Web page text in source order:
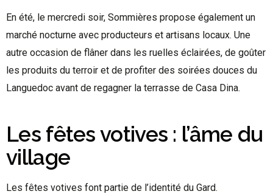
En été, le mercredi soir, Sommières propose également un
marché nocturne avec producteurs et artisans locaux. Une
autre occasion de flâner dans les ruelles éclairées, de goûter
les produits du terroir et de profiter des soirées douces du
Languedoc avant de regagner la terrasse de Casa Dina.
Les fêtes votives : l’âme du
village
Les fêtes votives font partie de l’identité du Gard.